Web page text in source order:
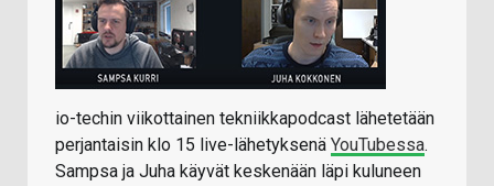
io-techin viikottainen tekniikkapodcast lähetetään
perjantaisin klo 15 live-lähetyksenä YouTubessa.
Sampsa ja Juha käyvät keskenään läpi kuluneen